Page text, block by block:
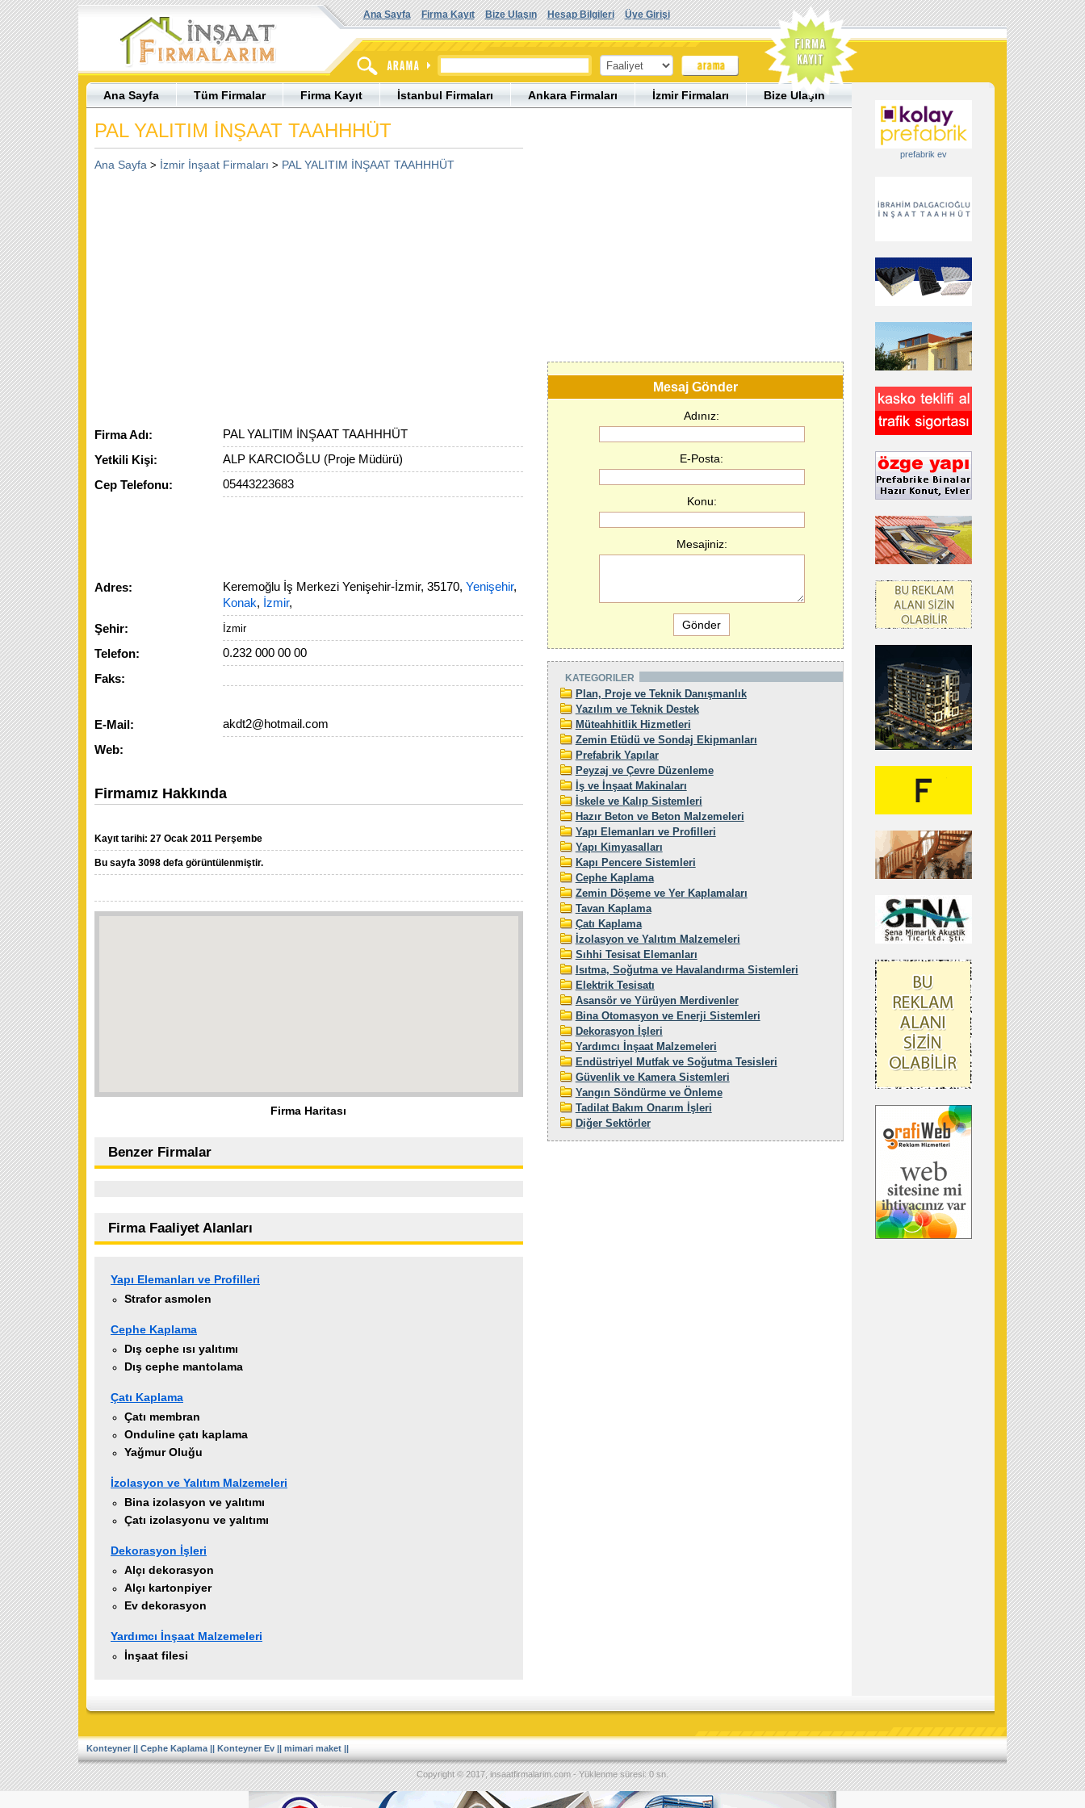
Ana Sayfa Firma Kayıt Bize Ulaşın Hesap Bilgileri Üye Girişi
Ana Sayfa Tüm Firmalar Firma Kayıt İstanbul Firmaları Ankara Firmaları İzmir Firmaları Bize Ulaşın
PAL YALITIM İNŞAAT TAAHHHÜT
Ana Sayfa > İzmir İnşaat Firmaları > PAL YALITIM İNŞAAT TAAHHHÜT
Firma Adı:
PAL YALITIM İNŞAAT TAAHHHÜT
Yetkili Kişi:
ALP KARCIOĞLU (Proje Müdürü)
Cep Telefonu:
05443223683
Adres: Keremoğlu İş Merkezi Yenişehir-İzmir, 35170,Yenişehir,
Konak, İzmir,
Şehir:
İzmir
Telefon:
0.232 000 00 00
Faks:
E-Mail:
akdt2@hotmail.com
Web:
Firmamız Hakkında
Kayıt tarihi: 27 Ocak 2011 Perşembe
Bu sayfa 3098 defa görüntülenmiştir.
Firma Haritası
Benzer Firmalar
Firma Faaliyet Alanları
Yapı Elemanları ve Profilleri
Strafor asmolen
Cephe Kaplama
Dış cephe ısı yalıtımı
Dış cephe mantolama
Çatı Kaplama
Çatı membran
Onduline çatı kaplama
Yağmur Oluğu
İzolasyon ve Yalıtım Malzemeleri
Bina izolasyon ve yalıtımı
Çatı izolasyonu ve yalıtımı
Dekorasyon İşleri
Alçı dekorasyon
Alçı kartonpiyer
Ev dekorasyon
Yardımcı İnşaat Malzemeleri
İnşaat filesi
Mesaj Gönder
Adınız:
E-Posta:
Konu:
Mesajiniz:
KATEGORILER
Plan, Proje ve Teknik Danışmanlık
Yazılım ve Teknik Destek
Müteahhitlik Hizmetleri
Zemin Etüdü ve Sondaj Ekipmanları
Prefabrik Yapılar
Peyzaj ve Çevre Düzenleme
İş ve İnşaat Makinaları
İskele ve Kalıp Sistemleri
Hazır Beton ve Beton Malzemeleri
Yapı Elemanları ve Profilleri
Yapı Kimyasalları
Kapı Pencere Sistemleri
Cephe Kaplama
Zemin Döşeme ve Yer Kaplamaları
Tavan Kaplama
Çatı Kaplama
İzolasyon ve Yalıtım Malzemeleri
Sıhhi Tesisat Elemanları
Isıtma, Soğutma ve Havalandırma Sistemleri
Elektrik Tesisatı
Asansör ve Yürüyen Merdivenler
Bina Otomasyon ve Enerji Sistemleri
Dekorasyon İşleri
Yardımcı İnşaat Malzemeleri
Endüstriyel Mutfak ve Soğutma Tesisleri
Güvenlik ve Kamera Sistemleri
Yangın Söndürme ve Önleme
Tadilat Bakım Onarım İşleri
Diğer Sektörler
prefabrik ev
Konteyner || Cephe Kaplama || Konteyner Ev || mimari maket ||
Copyright © 2017, insaatfirmalarim.com - Yüklenme süresi: 0 sn.